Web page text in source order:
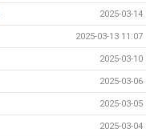
2025-03-14
2025-03-13 11:07
2025-03-10
2025-03-06
2025-03-05
2025-03-04